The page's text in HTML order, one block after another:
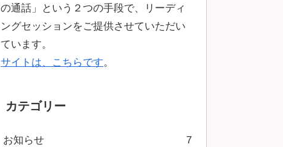
の通話」という２つの手段で、リーディ
ングセッションをご提供させていただい
ています。
サイトは、こちらです。
カテゴリー
お知らせ 7